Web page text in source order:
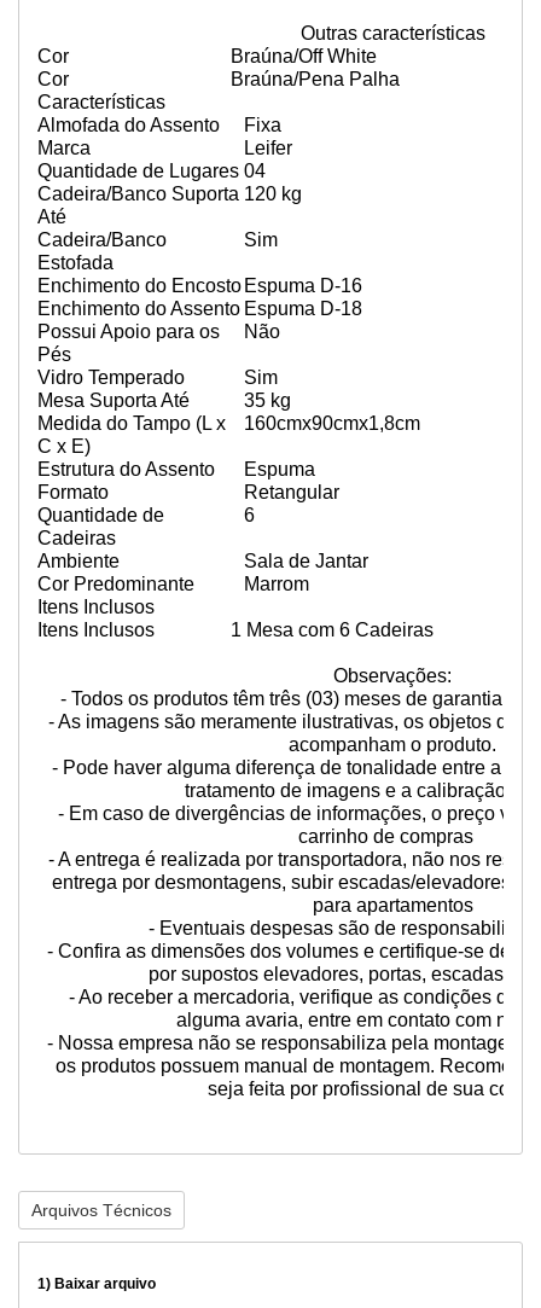
Outras características
Cor
Braúna/Off White
Cor
Braúna/Pena Palha
Características
Almofada do Assento
Fixa
Marca
Leifer
Quantidade de Lugares 04
Cadeira/Banco Suporta
Até
120 kg
Cadeira/Banco
Estofada
Sim
Enchimento do Encosto Espuma D-16
Enchimento do Assento Espuma D-18
Possui Apoio para os
Pés
Não
Vidro Temperado
Sim
Mesa Suporta Até
35 kg
Medida do Tampo (L x
C x E)
160cmx90cmx1,8cm
Estrutura do Assento
Espuma
Formato
Retangular
Quantidade de
Cadeiras
6
Ambiente
Sala de Jantar
Cor Predominante
Marrom
Itens Inclusos
Itens Inclusos
1 Mesa com 6 Cadeiras
Observações:
- Todos os produtos têm três (03) meses de garantia
- As imagens são meramente ilustrativas, os objetos que
acompanham o produto.
- Pode haver alguma diferença de tonalidade entre a
tratamento de imagens e a calibração do
- Em caso de divergências de informações, o preço
carrinho de compras
- A entrega é realizada por transportadora, não nos
entrega por desmontagens, subir escadas/elevadores
para apartamentos
- Eventuais despesas são de
- Confira as dimensões dos volumes e certifique-se de
por supostos elevadores, portas, escadas
- Ao receber a mercadoria, verifique as condições da
alguma avaria, entre em contato com
- Nossa empresa não se responsabiliza pela montagem
os produtos possuem manual de montagem.
seja feita por profissional de sua
Arquivos Técnicos
1) Baixar arquivo